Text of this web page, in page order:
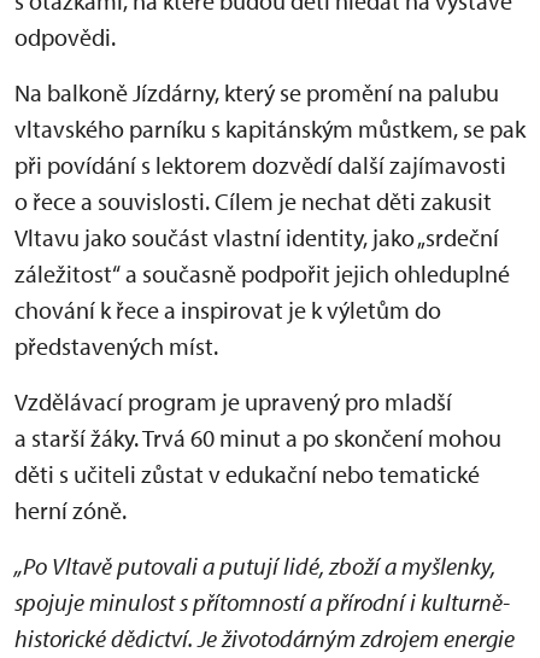
odpovědi.
Na balkoně Jízdárny, který se promění na palubu
vltavského parníku s kapitánským můstkem, se pak
při povídání s lektorem dozvědí další zajímavosti
o řece a souvislosti. Cílem je nechat děti zakusit
Vltavu jako součást vlastní identity, jako „srdeční
záležitost“ a současně podpořit jejich ohleduplné
chování k řece a inspirovat je k výletům do
představených míst.
Vzdělávací program je upravený pro mladší
a starší žáky. Trvá 60 minut a po skončení mohou
děti s učiteli zůstat v edukační nebo tematické
herní zóně.
„Po Vltavě putovali a putují lidé, zboží a myšlenky,
spojuje minulost s přítomností a přírodní i kulturně-
historické dědictví. Je životodárným zdrojem energie